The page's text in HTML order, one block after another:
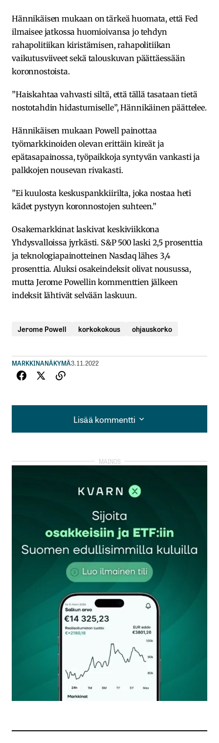
Hännikäisen mukaan on tärkeä huomata, että Fed
ilmaisee jatkossa huomioivansa jo tehdyn
rahapolitiikan kiristämisen, rahapolitiikan
vaikutusviiveet sekä talouskuvan päättäessään
koronnostoista.
”Haiskahtaa vahvasti siltä, että tällä tasataan tietä
nostotahdin hidastumiselle”, Hännikäinen päättelee.
Hännikäisen mukaan Powell painottaa
työmarkkinoiden olevan erittäin kireät ja
epätasapainossa, työpaikkoja syntyvän vankasti ja
palkkojen nousevan rivakasti.
”Ei kuulosta keskuspankkiirilta, joka nostaa heti
kädet pystyyn koronnostojen suhteen.”
Osakemarkkinat laskivat keskiviikkona
Yhdysvalloissa jyrkästi. S&P 500 laski 2,5 prosenttia
ja teknologiapainotteinen Nasdaq lähes 3,4
prosenttia. Aluksi osakeindeksit olivat nousussa,
mutta Jerome Powellin kommenttien jälkeen
indeksit lähtivät selvään laskuun.
Jerome Powell korkokokous ohjauskorko
MARKKINANÄKYMÄ3.11.2022
Lisää kommentti
Lisää kommentti
kirjautua
rekisteröityä
Sähköpostiosoitettasi ei julkaista.Pakolliset
kentät on merkitty*
Kommentti*
Nimesi tai nimimerkkisi
Sähköpostiosoitteesi
Tilaa SalkunRakentajan uutiskirje